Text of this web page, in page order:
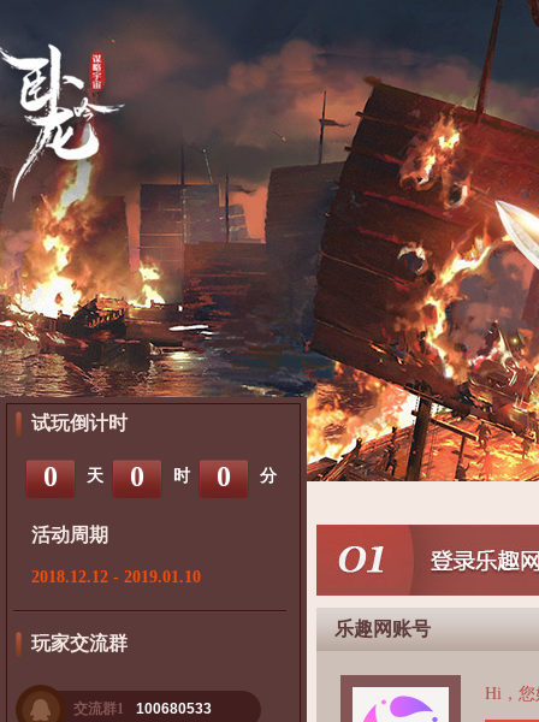
试玩倒计时
0 天 0 时 0 分
活动周期
2018.12.12 - 2019.01.10
玩家交流群
交流群1 100680533
乐趣网账号
Hi，您